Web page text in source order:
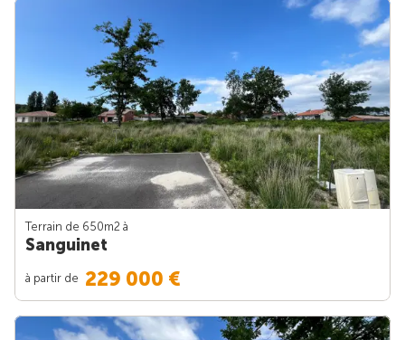
Terrain de 650m2 à
Sanguinet
à partir de 229 000 €